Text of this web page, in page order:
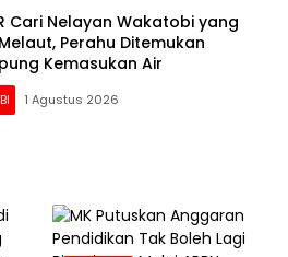
Cari Nelayan Wakatobi yang
Perahu Ditemukan
Kemasukan Air
1 Agustus 2026